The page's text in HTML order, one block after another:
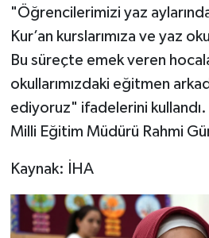
"Öğrencilerimizi yaz
Kur’an kurslarımıza ve yaz
Bu süreçte emek veren
okullarımızdaki eğitmen
ediyoruz" ifadelerini kullandı.
Milli Eğitim Müdürü Rahmi
Kaynak: İHA